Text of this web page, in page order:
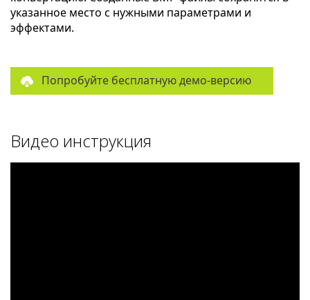
указанное место с нужными параметрами и
эффектами.
Попробуйте бесплатную демо-версию
Видео инструкция